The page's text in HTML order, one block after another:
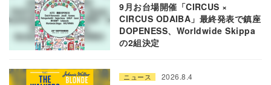
9月お台場開催「CIRCUS ×
CIRCUS ODAIBA」最終発表で鎮座
DOPENESS、Worldwide Skippa
の2組決定
ニュース 2026.8.4